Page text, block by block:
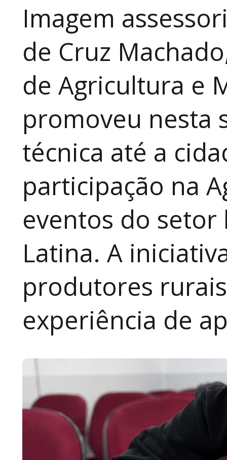
Imagem
de Cruz
de Agricultura e
promoveu nesta
técnica até a
participação na
eventos do
Latina. A
produtores
experiência de